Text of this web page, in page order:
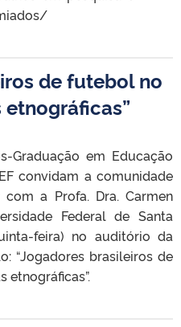
de futebol no
Graduação em Educação
convidam a comunidade
a Profa. Dra. Carmen
Federal de Santa
feira) no auditório da
“Jogadores brasileiros de
etnográficas”.